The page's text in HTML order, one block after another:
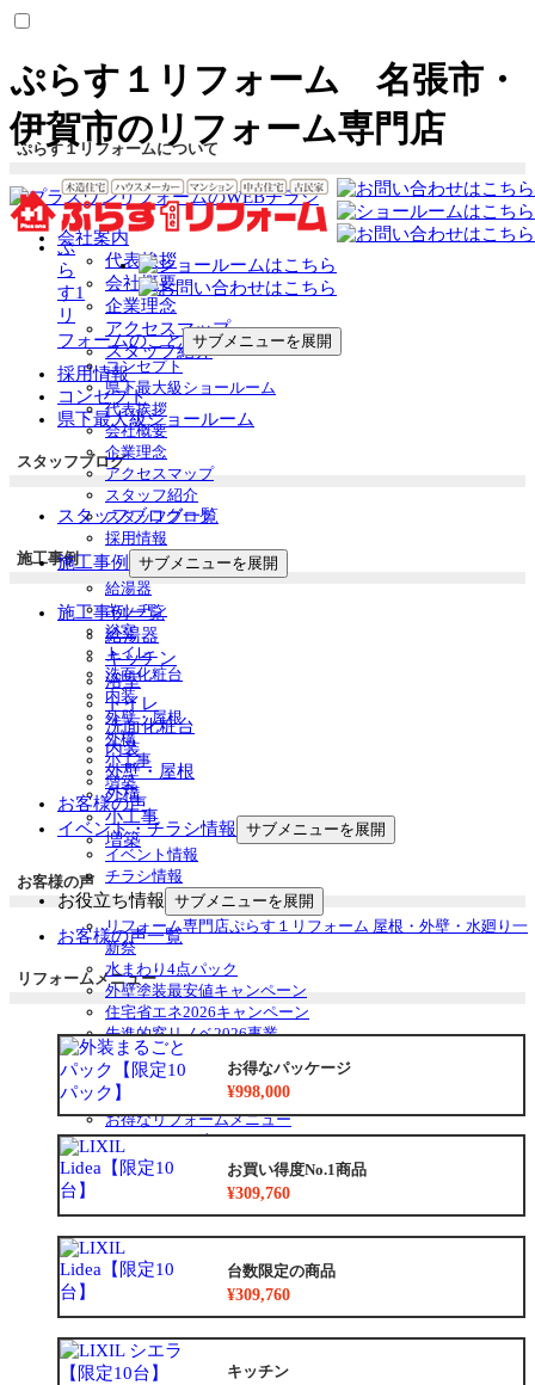
ぷらす１リフォーム 名張市・
伊賀市のリフォーム専門店
ぷ
ら
す1
リ
フォームのこと サブメニューを展開
コンセプト
県下最大級ショールーム
代表挨拶
会社概要
企業理念
アクセスマップ
スタッフ紹介
スタッフブログ
採用情報
施工事例
サブメニューを展開
給湯器
キッチン
浴室
トイレ
洗面化粧台
内装
外壁・屋根
外構
小工事
増築
お客様の声
イベント・チラシ情報 サブメニューを展開
イベント情報
チラシ情報
お役立ち情報 サブメニューを展開
リフォーム専門店ぷらす１リフォーム 屋根・外壁・水廻り一
新祭
水まわり4点パック
外壁塗装最安値キャンペーン
住宅省エネ2026キャンペーン
先進的窓リノベ2026事業
みらいエコ住宅2026事業
給湯省エネ2026事業
安心保証
お得なリフォームメニュー
リフォームの流れ
よくあるご質問
中古リノベをご検討中の方へ
ぷらす１リフォームについて
会社案内
代表挨拶
会社概要
企業理念
アクセスマップ
スタッフ紹介
採用情報
コンセプト
県下最大級ショールーム
スタッフブログ
スタッフブログ一覧
施工事例
施工事例一覧
給湯器
キッチン
浴室
トイレ
洗面化粧台
内装
外壁・屋根
外構
小工事
増築
お客様の声
お客様の声一覧
リフォームメニュー
お得なパッケージ
¥998,000
お買い得度No.1商品
¥309,760
台数限定の商品
¥309,760
キッチン